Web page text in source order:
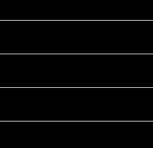
お問い合わせ
ブリーフィング